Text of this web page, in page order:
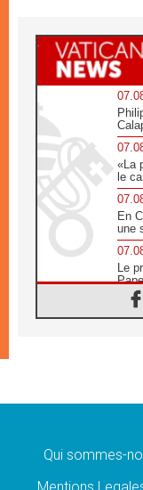
«La
le
En
une
Le
1ère
Qui sommes-